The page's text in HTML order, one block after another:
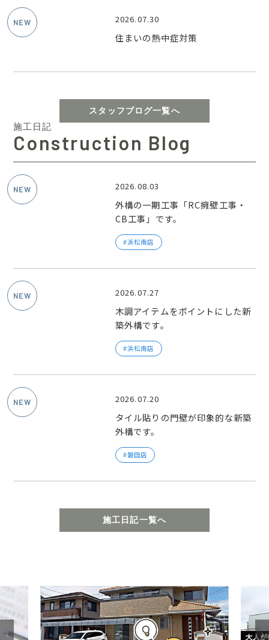
2026.07.30
住まいの熱中症対策
スタッフブログ一覧へ
施工日記
Construction Blog
2026.08.03
外構の一期工事「RC擁壁工事・
CB工事」です。
浜松南店
2026.07.27
木調アイテムをポイントにした新
築外構です。
浜松南店
2026.07.20
タイル貼りの門壁が印象的な新築
外構です。
磐田店
施工日記一覧へ